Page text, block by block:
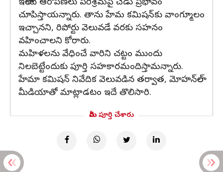
ఇలాంటి ఆరోపణలు పరిశ్రమపై చెడు ప్రభావం
చూపిస్తాయన్నారు. తాను హేమ కమిషన్‌కు వాంగ్మూలం
ఇచ్చానని, రిపోర్టు వెలువడే వరకు సహనం
వహించాలని కోరారు.
మహిళలను వేధించే వారిని చట్టం ముందు
నిలబెట్టేందుకు పూర్తి సహకారమందిస్తామన్నారు.
హేమా కమిషన్ నివేదిక వెలువడిన తర్వాత, మోహన్‌లాల్
మీడియాతో మాట్లాడటం ఇదే తొలిసారి.
మీరు పూర్తి చేశారు